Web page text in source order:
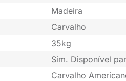
Madeira
Carvalho
35kg
Sim. Disponível
Carvalho